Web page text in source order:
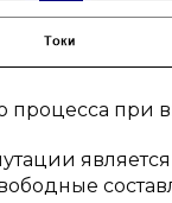
процесса при